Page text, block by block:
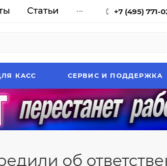
Статьи ... +7 (495) 771-
КАСС СЕРВИС И ПОДДЕРЖКА
об